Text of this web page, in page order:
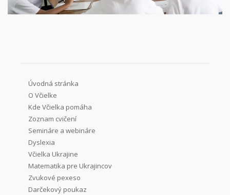
Úvodná stránka
O Včielke
Kde Včielka pomáha
Zoznam cvičení
Semináre a webináre
Dyslexia
Včielka Ukrajine
Matematika pre Ukrajincov
Zvukové pexeso
Darčekový poukaz